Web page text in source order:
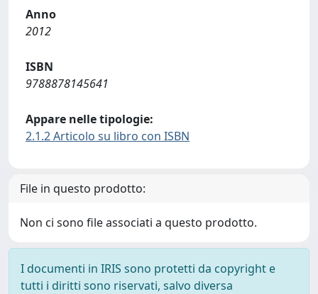
Anno
2012
ISBN
9788878145641
Appare nelle tipologie:
2.1.2 Articolo su libro con ISBN
File in questo prodotto:
Non ci sono file associati a questo prodotto.
I documenti in IRIS sono protetti da copyright e
tutti i diritti sono riservati, salvo diversa